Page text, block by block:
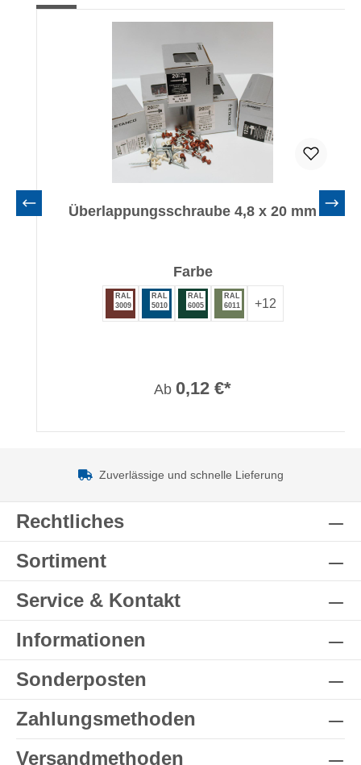
Überlappungsschraube 4,8 x 20 mm
Farbeauswählen
RAL
3009
RAL
5010
RAL
6005
RAL
6011
+12
Ab 0,12 €*
Zuverlässige und schnelle Lieferung
Rechtliches
Sortiment
Service & Kontakt
Informationen
Sonderposten
Zahlungsmethoden
Versandmethoden